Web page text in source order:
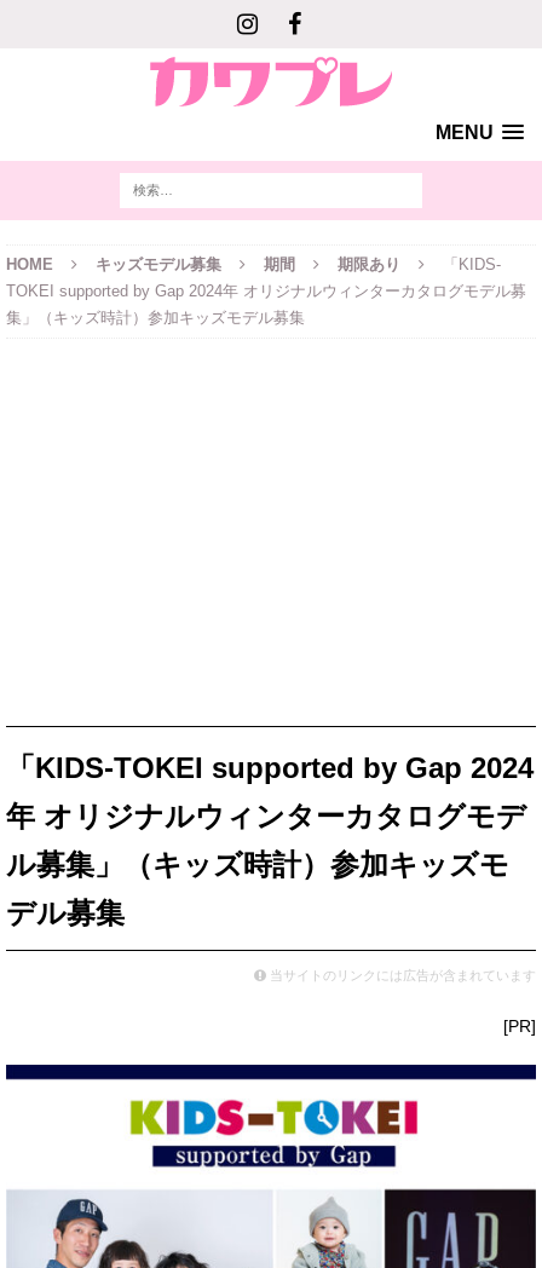
MENU
HOME キッズモデル募集 期間 期限あり
「KIDS-
TOKEI supported by Gap 2024年 オリジナルウィンターカタログモデル募
集」（キッズ時計）参加キッズモデル募集
「KIDS-TOKEI supported by Gap 2024
年 オリジナルウィンターカタログモデ
ル募集」（キッズ時計）参加キッズモ
デル募集
当サイトのリンクには広告が含まれています
[PR]